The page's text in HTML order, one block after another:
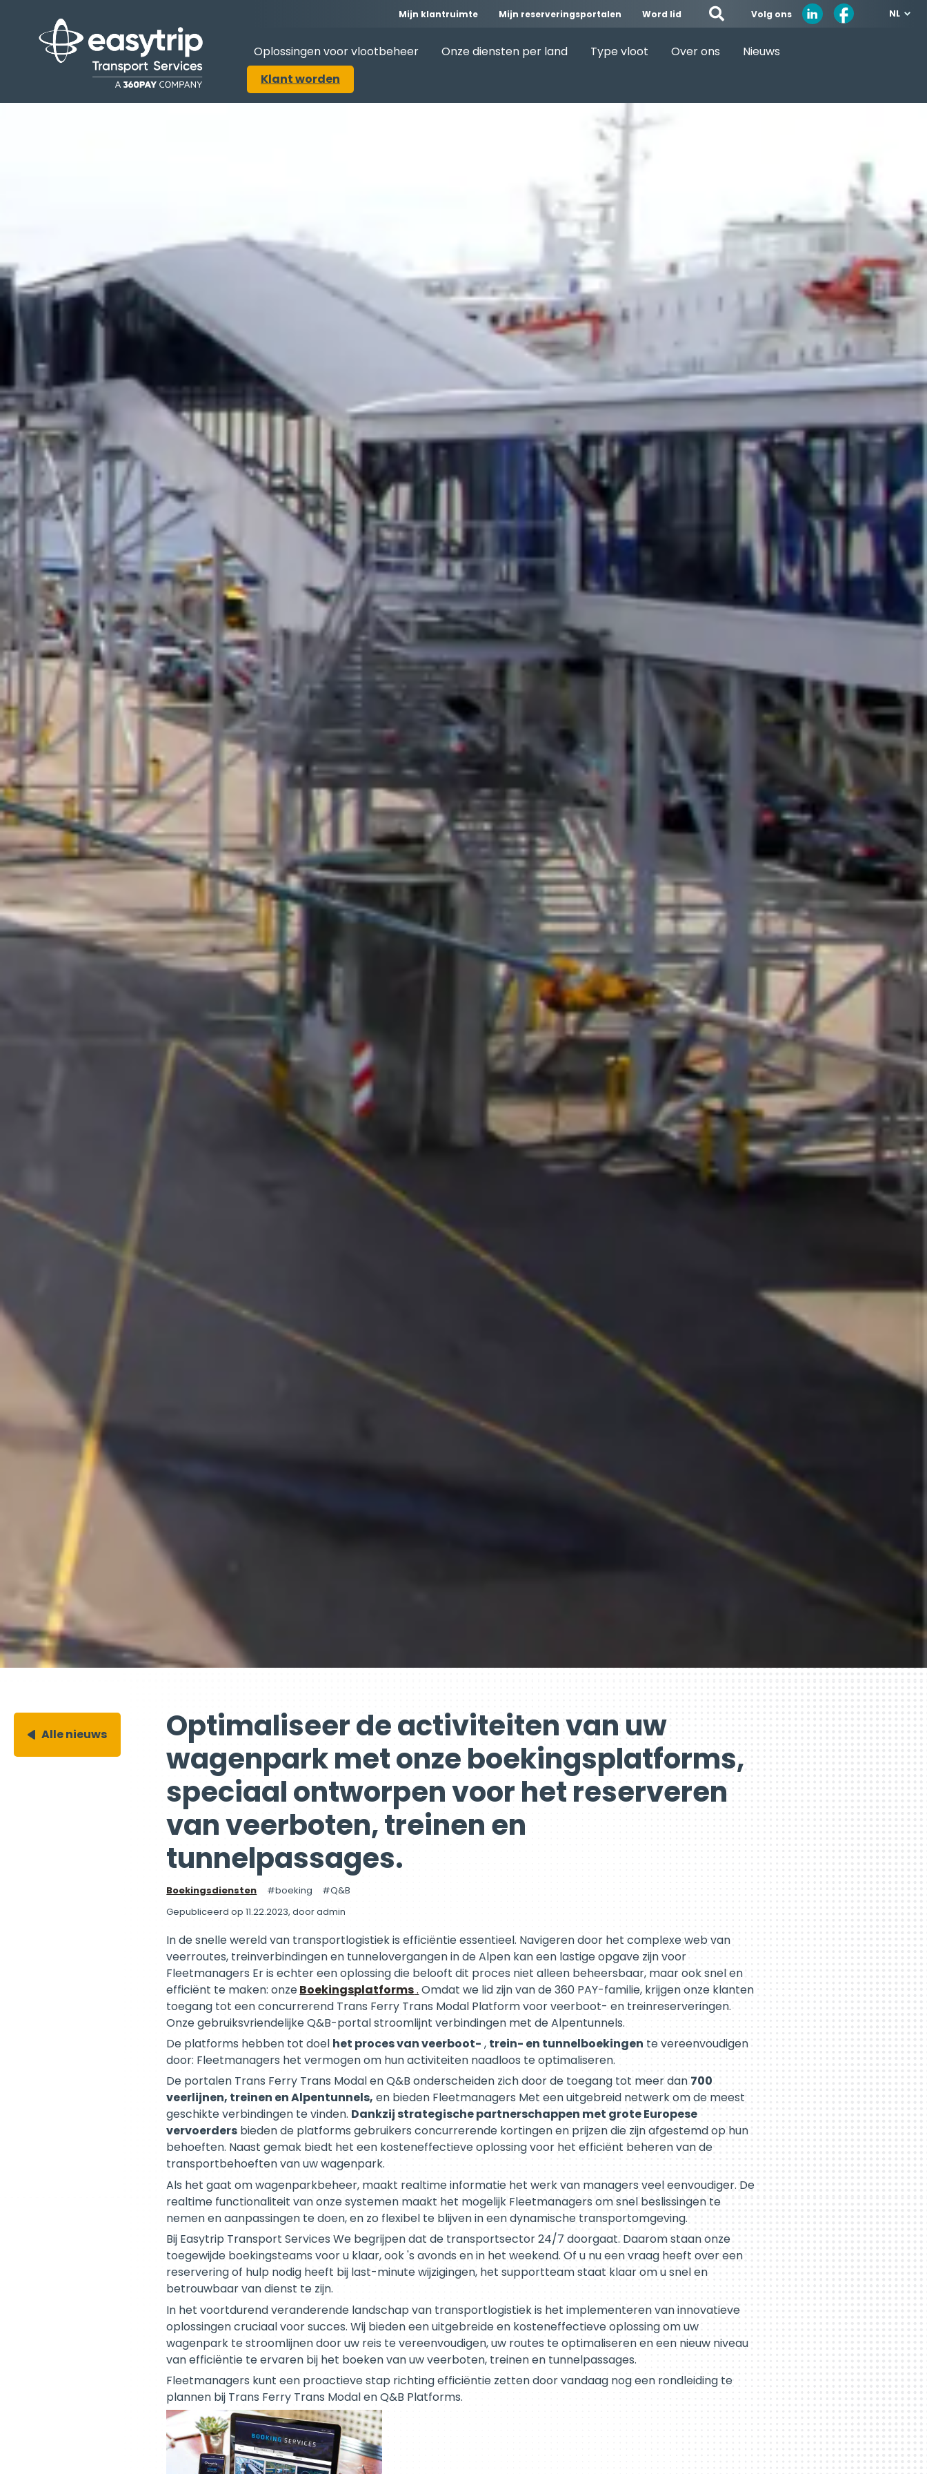
Mijn klantruimte Mijn reserveringsportalen Word lid Volg ons NL
Oplossingen voor vlootbeheer Onze diensten per land Type vloot Over ons
Nieuws
Klant worden
Alle nieuws
Optimaliseer de activiteiten van uw
wagenpark met onze boekingsplatforms,
speciaal ontworpen voor het reserveren
van veerboten, treinen en
tunnelpassages.
Boekingsdiensten boeking
Q&B
Gepubliceerd op 11.22.2023, dooradmin
In de snelle wereld van transportlogistiek is efficiëntie essentieel. Navigeren door het complexe web van
veerroutes, treinverbindingen en tunnelovergangen in de Alpen kan een lastige opgave zijn voor
Fleetmanagers Er is echter een oplossing die belooft dit proces niet alleen beheersbaar, maar ook snel en
efficiënt te maken: onzeBoekingsplatforms. Omdat we lid zijn van de 360 PAY-familie, krijgen onze klanten
toegang tot een concurrerend Trans Ferry Trans Modal Platform voor veerboot- en treinreserveringen.
Onze gebruiksvriendelijke Q&B-portal stroomlijnt verbindingen met de Alpentunnels.
De platforms hebben tot doel het proces van veerboot- , trein- en tunnelboekingen te vereenvoudigen
door: Fleetmanagers het vermogen om hun activiteiten naadloos te optimaliseren.
De portalen Trans Ferry Trans Modal en Q&B onderscheiden zich door de toegang tot meer dan 700
veerlijnen, treinen en Alpentunnels, en bieden Fleetmanagers Met een uitgebreid netwerk om de meest
geschikte verbindingen te vinden. Dankzij strategische partnerschappen met grote Europese
vervoerders bieden de platforms gebruikers concurrerende kortingen en prijzen die zijn afgestemd op hun
behoeften. Naast gemak biedt het een kosteneffectieve oplossing voor het efficiënt beheren van de
transportbehoeften van uw wagenpark.
Als het gaat om wagenparkbeheer, maakt realtime informatie het werk van managers veel eenvoudiger. De
realtime functionaliteit van onze systemen maakt het mogelijk Fleetmanagers om snel beslissingen te
nemen en aanpassingen te doen, en zo flexibel te blijven in een dynamische transportomgeving.
Bij Easytrip Transport Services We begrijpen dat de transportsector 24/7 doorgaat. Daarom staan onze
toegewijde boekingsteams voor u klaar, ook 's avonds en in het weekend. Of u nu een vraag heeft over een
reservering of hulp nodig heeft bij last-minute wijzigingen, het supportteam staat klaar om u snel en
betrouwbaar van dienst te zijn.
In het voortdurend veranderende landschap van transportlogistiek is het implementeren van innovatieve
oplossingen cruciaal voor succes. Wij bieden een uitgebreide en kosteneffectieve oplossing om uw
wagenpark te stroomlijnen door uw reis te vereenvoudigen, uw routes te optimaliseren en een nieuw niveau
van efficiëntie te ervaren bij het boeken van uw veerboten, treinen en tunnelpassages.
Fleetmanagers kunt een proactieve stap richting efficiëntie zetten door vandaag nog een rondleiding te
plannen bij Trans Ferry Trans Modal en Q&B Platforms.